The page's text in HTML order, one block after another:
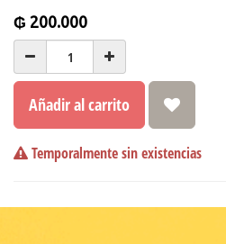
₲ 200.000
Añadir al carrito
Temporalmente sin existencias